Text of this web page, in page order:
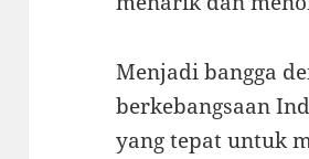
Menjadi bangga
berkebangsaan
yang tepat untuk